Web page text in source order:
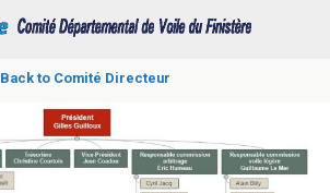
Back to Comité Directeur